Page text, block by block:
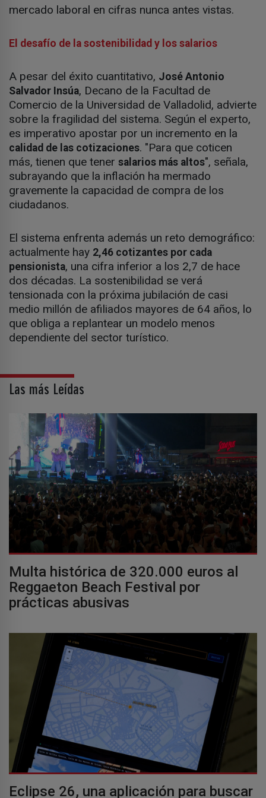
mercado laboral en cifras nunca antes vistas.
El desafío de la sostenibilidad y los salarios
A pesar del éxito cuantitativo, José Antonio
Salvador Insúa, Decano de la Facultad de
Comercio de la Universidad de Valladolid, advierte
sobre la fragilidad del sistema. Según el experto,
es imperativo apostar por un incremento en la
calidad de las cotizaciones. "Para que coticen
más, tienen que tener salarios más altos", señala,
subrayando que la inflación ha mermado
gravemente la capacidad de compra de los
ciudadanos.
El sistema enfrenta además un reto demográfico:
actualmente hay 2,46 cotizantes por cada
pensionista, una cifra inferior a los 2,7 de hace
dos décadas. La sostenibilidad se verá
tensionada con la próxima jubilación de casi
medio millón de afiliados mayores de 64 años, lo
que obliga a replantear un modelo menos
dependiente del sector turístico.
Las más Leídas
Multa histórica de 320.000 euros al
Reggaeton Beach Festival por
prácticas abusivas
Eclipse 26, una aplicación para buscar